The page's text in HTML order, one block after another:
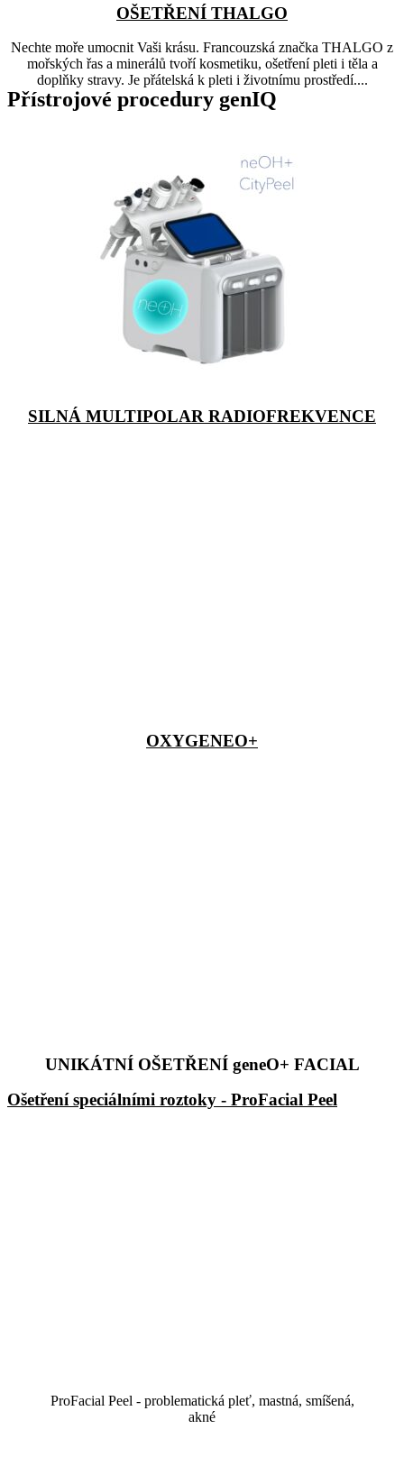
OŠETŘENÍ THALGO
Nechte moře umocnit Vaši krásu. Francouzská značka THALGO z
mořských řas a minerálů tvoří kosmetiku, ošetření pleti i těla a
doplňky stravy. Je přátelská k pleti i životnímu prostředí....
Přístrojové procedury genIQ
SILNÁ MULTIPOLAR RADIOFREKVENCE
OXYGENEO+
UNIKÁTNÍ OŠETŘENÍ geneO+ FACIAL
Ošetření speciálními roztoky - ProFacial Peel
ProFacial Peel - problematická pleť, mastná, smíšená,
akné